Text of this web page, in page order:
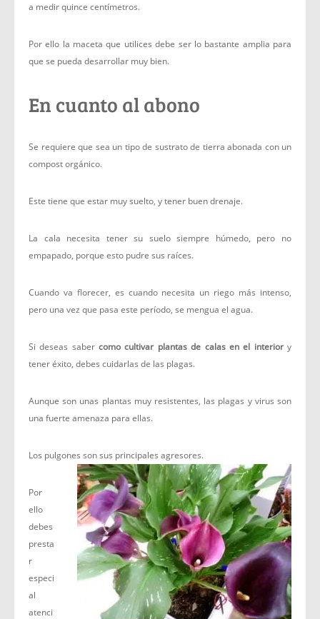
a medir quince centímetros.
Por ello la maceta que utilices debe ser lo bastante amplia para
que se pueda desarrollar muy bien.
En cuanto al abono
Se requiere que sea un tipo de sustrato de tierra abonada con un
compost orgánico.
Este tiene que estar muy suelto, y tener buen drenaje.
La cala necesita tener su suelo siempre húmedo, pero no
empapado, porque esto pudre sus raíces.
Cuando va florecer, es cuando necesita un riego más intenso,
pero una vez que pasa este período, se mengua el agua.
Si deseas sabercomo cultivar plantas de calas en el interiory
tener éxito, debes cuidarlas de las plagas.
Aunque son unas plantas muy resistentes, las plagas y virus son
una fuerte amenaza para ellas.
Los pulgones son sus principales agresores.
Por
ello
debes
presta
r
especi
al
atenci